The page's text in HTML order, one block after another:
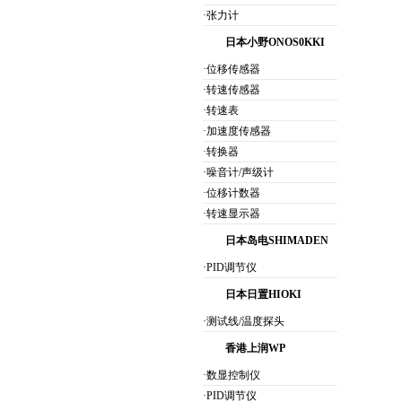
·张力计
日本小野ONOS0KKI
·位移传感器
·转速传感器
·转速表
·加速度传感器
·转换器
·噪音计/声级计
·位移计数器
·转速显示器
日本岛电SHIMADEN
·PID调节仪
日本日置HIOKI
·测试线/温度探头
香港上润WP
·数显控制仪
·PID调节仪